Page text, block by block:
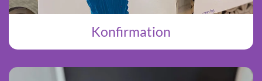
Konfirmation